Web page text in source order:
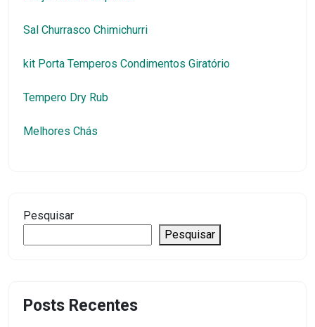
Sal Churrasco Chimichurri
kit Porta Temperos Condimentos Giratório
Tempero Dry Rub
Melhores Chás
Pesquisar
Pesquisar
Posts Recentes